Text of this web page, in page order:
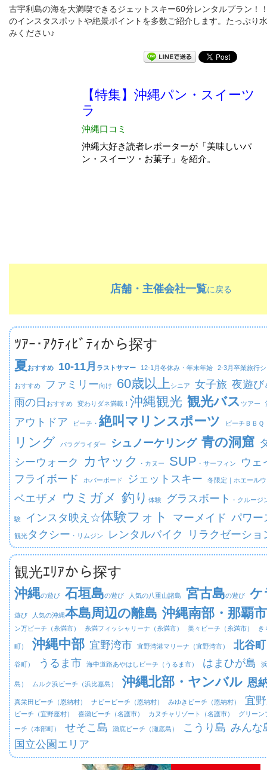
古宇利島の海を大満喫できるジェットスキー60分レンタルプラン！
のインスタスポットや絶景ポイントを多数ご紹介します。たっぷり
みください♪
店舗・主催会社一覧に戻る
ﾂｱｰ･ｱｸﾃｨﾋﾞﾃｨから探す
夏おすすめ 10-11月 ラストサマー 12-1月冬休み・年末年始 2-3月卒業旅行
おすすめ ファミリー向け 60歳以上 シニア 女子旅 夜遊び
雨の日 おすすめ 変わりダネ満載！ 沖縄観光 観光バス ツアー
アウトドア ビーチ・ 絶叫マリンスポーツ ビーチ ＢＢＱ
リング パラグライダー シュノーケリング 青の洞窟
シーウォーク
カヤック ・カヌー SUP ・サーフィン
ウェ
フライボード
ホバーボード ジェットスキー 冬限定｜ ホエール
ベエザメ ウミガメ 釣り 体験 グラスボート ・クルージ
験 インスタ映え☆体験フォト マーメイド パワー
観光タクシー ・リムジン レンタルバイク リラクゼーショ
観光ｴﾘｱから探す
沖縄の遊び 石垣島の遊び 人気の八重山諸島 宮古島の遊び ケ
遊び 人気の沖縄本島周辺の離島 沖縄南部・那覇市
ン万ビーチ（糸満市） 糸満フィッシャリーナ（糸満市） 美々ビーチ（糸満市） き
町） 沖縄中部 宜野湾市 宜野湾港マリーナ（宜野湾市） 北谷町
谷町） うるま市 海中道路あやはしビーチ（うるま市） はまひが島
島） ムルク浜ビーチ（浜比嘉島） 沖縄北部・ヤンバル 恩
真栄田ビーチ（恩納村） ナビービーチ（恩納村） みゆきビーチ（恩納村） 宜
ビーチ（宜野座村） 喜瀬ビーチ（名護市） カヌチャリゾート（名護市） グリーン
ーチ（本部町） せそこ島 瀬底ビーチ（瀬底島） こうり島 みんな
国立公園エリア